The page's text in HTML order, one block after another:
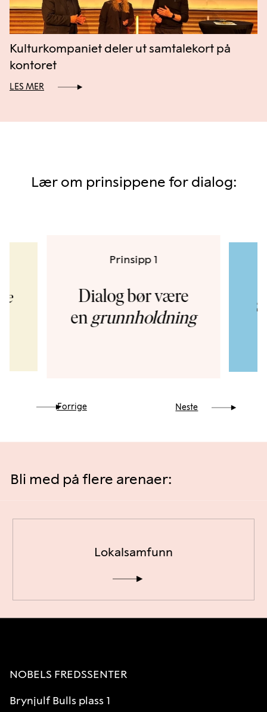
Kulturkompaniet deler ut samtalekort på
kontoret
LES MER
Lær om prinsippene for dialog:
Prinsipp 1
Dialog bør være
engrunnholdning
Forrige Neste
Bli med på flere arenaer:
Lokalsamfunn
NOBELS FREDSSENTER
Brynjulf Bulls plass 1